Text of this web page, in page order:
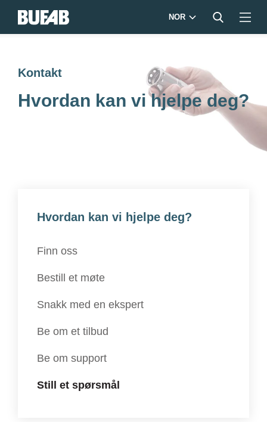
NOR
Kontakt
Hvordan kan vi hjelpe deg?
Hvordan kan vi hjelpe deg?
Finn oss
Bestill et møte
Snakk med en ekspert
Be om et tilbud
Be om support
Still et spørsmål